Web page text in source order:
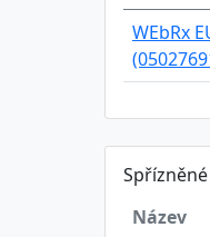
WEbRx
Název